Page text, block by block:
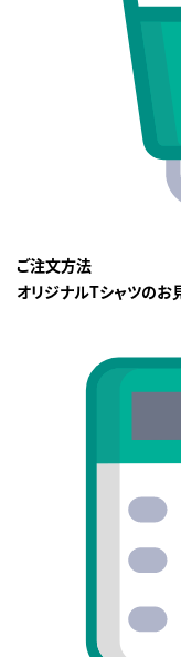
ご注文方法
オリジナルTシャツのお